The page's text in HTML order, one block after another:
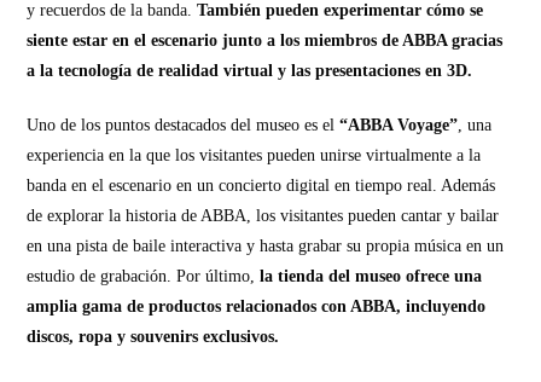
y recuerdos de la banda.También pueden experimentar cómo se
siente estar en el escenario junto a los miembros de ABBA gracias
a la tecnología de realidad virtual y las presentaciones en 3D.
Uno de los puntos destacados del museo es el“ABBA Voyage”, una
experiencia en la que los visitantes pueden unirse virtualmente a la
banda en el escenario en un concierto digital en tiempo real. Además
de explorar la historia de ABBA, los visitantes pueden cantar y bailar
en una pista de baile interactiva y hasta grabar su propia música en un
estudio de grabación. Por último,la tienda del museo ofrece una
amplia gama de productos relacionados con ABBA, incluyendo
discos, ropa y souvenirs exclusivos.